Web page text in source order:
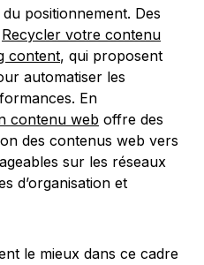
positionnement. Des
Recycler votre contenu
content, qui proposent
automatiser les
En
contenu web offre des
des contenus web vers
sur les réseaux
d’organisation et
le mieux dans ce cadre